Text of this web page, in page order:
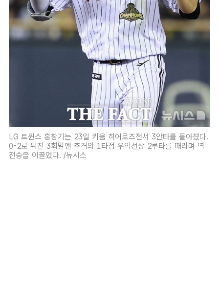
LG 트윈스 홍창기는 23일 키움 히어로즈전서 3안타를 몰아쳤다.
0-2로 뒤진 3회말엔 추격의 1타점 우익선상 2루타를 때리며 역
전승을 이끌었다. /뉴시스